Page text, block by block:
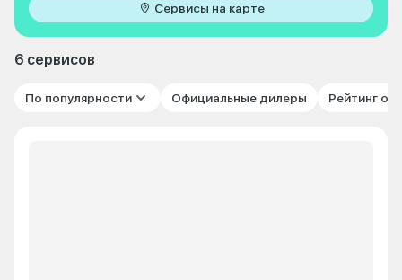
Сервисы на карте
6 сервисов
По популярности Официальные дилеры Рейтинг